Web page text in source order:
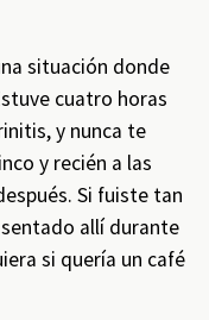
situación donde
cuatro horas
y nunca te
y recién a las
Si fuiste tan
allí durante
si quería un café